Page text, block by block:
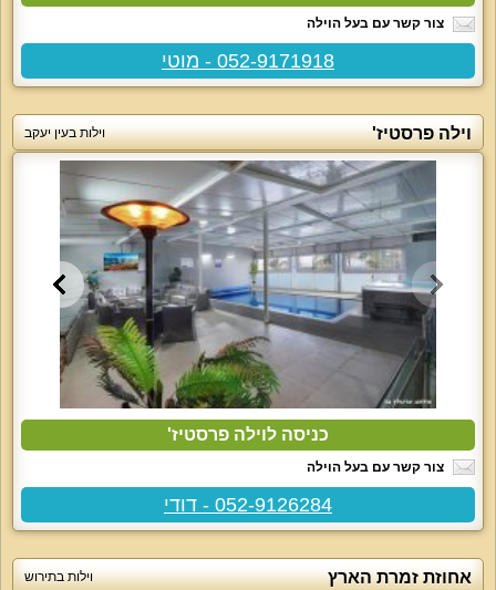
צור קשר עם בעל הוילה
052-9171918 - מוטי
וילה פרסטיז' וילות בעין יעקב
כניסה לוילה פרסטיז'
צור קשר עם בעל הוילה
052-9126284 - דודי
אחוזת זמרת הארץ וילות בתירוש